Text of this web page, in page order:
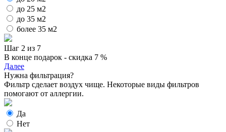
до 25 м2
до 35 м2
более 35 м2
Шаг 2 из 7
В конце подарок - скидка 7 %
Далее
Нужна фильтрация?
Фильтр сделает воздух чище. Некоторые виды фильтров
помогают от аллергии.
Да
Нет